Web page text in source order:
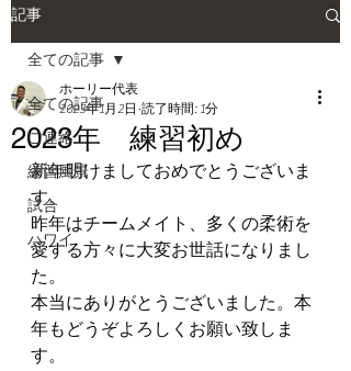
記事
全ての記事
ご連絡
練習風景
試合
ハワイ
全ての記事
2023年 練習初め
ホーリー代表
2023年1月2日 読了時間: 1分
新年明けましておめでとうございま
す。
昨年はチームメイト、多くの柔術を
愛する方々に大変お世話になりまし
た。
本当にありがとうございました。本
年もどうぞよろしくお願い致しま
す。